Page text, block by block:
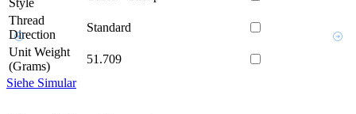
Thread
Direction
Standard
Unit Weight
(Grams)
51.709
Siehe Simular